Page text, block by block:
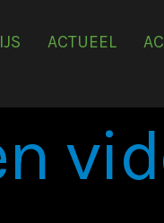
ACTUEEL